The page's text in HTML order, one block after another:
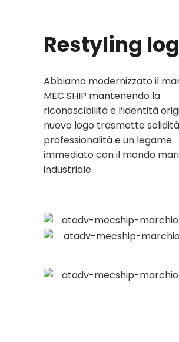
Restyling
Abbiamo modernizzato il
MEC SHIP mantenendo la
riconoscibilità e l’identità
nuovo logo trasmette
professionalità e un legame
immediato con il mondo
industriale.